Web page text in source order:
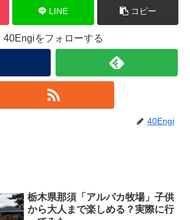
LINE コピー
40Engiをフォローする
40Engi
栃木県那須「アルパカ牧場」子供
から大人まで楽しめる？実際に行